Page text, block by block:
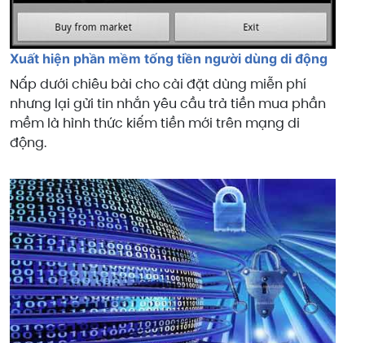
Xuất hiện phần mềm tống tiền người dùng di động
Nấp dưới chiêu bài cho cài đặt dùng miễn phí
nhưng lại gửi tin nhắn yêu cầu trả tiền mua phần
mềm là hình thức kiếm tiền mới trên mạng di
động.